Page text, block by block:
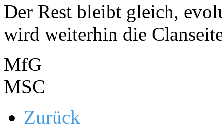
Der Rest bleibt gleich,
wird weiterhin die
MfG
MSC
Zurück